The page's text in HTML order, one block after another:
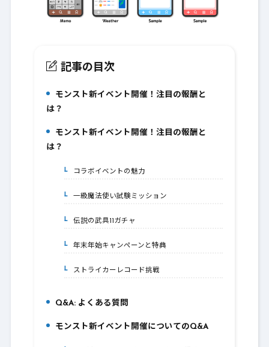
記事の目次
モンスト新イベント開催！注目の報酬と
は？
モンスト新イベント開催！注目の報酬と
は？
2-1.コラボイベントの魅力
2-2.一級魔法使い試験ミッション
2-3.伝説の武具11ガチャ
2-4.年末年始キャンペーンと特典
2-5.ストライカーレコード挑戦
Q&A: よくある質問
モンスト新イベント開催についてのQ&A